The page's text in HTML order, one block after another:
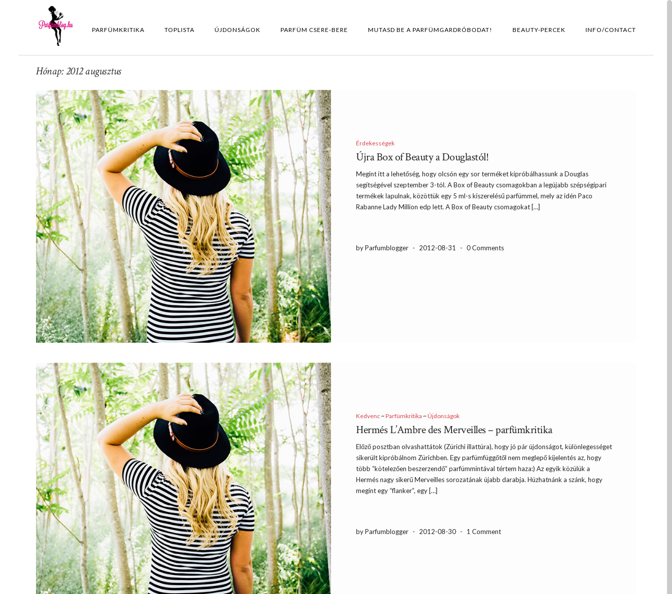
PARFÜMKRITIKA TOPLISTA ÚJDONSÁGOK PARFÜM CSERE-BERE MUTASD BE A PARFÜMGARDRÓBODAT! BEAUTY-PERCEK INFO/CONTACT
Hónap: 2012 augusztus
Érdekességek
Újra Box of Beauty a Douglastól!
Megint itt a lehetőség, hogy olcsón egy sor terméket kipróbálhassunk a Douglas
segítségével szeptember 3-tól. A Box of Beauty csomagokban a legújabb szépségipari
termékek lapulnak, közöttük egy 5 ml-s kiszerelésű parfümmel, mely az idén Paco
Rabanne Lady Million edp lett. A Box of Beauty csomagokat […]
by Parfumblogger - 2012-08-31 - 0 Comments
Kedvenc~Parfümkritika ~Újdonságok
Hermés L’Ambre des Merveilles – parfümkritika
Előző posztban olvashattátok (Zürichi illattúra), hogy jó pár újdonságot, különlegességet
sikerült kipróbálnom Zürichben. Egy parfümfüggőtől nem meglepő kijelentés az, hogy
több “kötelezően beszerzendő” parfümmintával tértem haza:) Az egyik közülük a
Hermés nagy sikerű Merveilles sorozatának újabb darabja. Húzhatnánk a szánk, hogy
megint egy “flanker”, egy […]
by Parfumblogger - 2012-08-30 - 1 Comment